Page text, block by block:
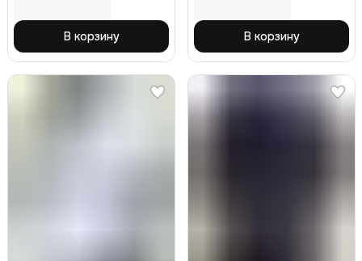
В корзину В корзину